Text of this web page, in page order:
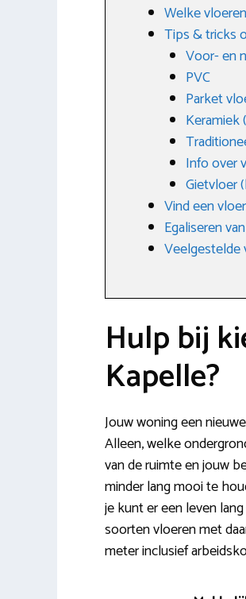
Welke
Tips & tricks
Voor- en
PVC
Parket
Keramiek
Info over
Gietvloer
Vind een
Egaliseren
Veelgestelde
Hulp bij
Kapelle?
Jouw woning een
Alleen, welke
van de ruimte en jouw
minder lang mooi te
je kunt er een leven
soorten vloeren met
meter inclusief